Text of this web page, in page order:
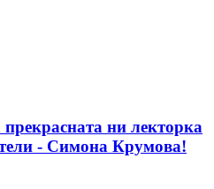
ни лекторка
- Симона Крумова!